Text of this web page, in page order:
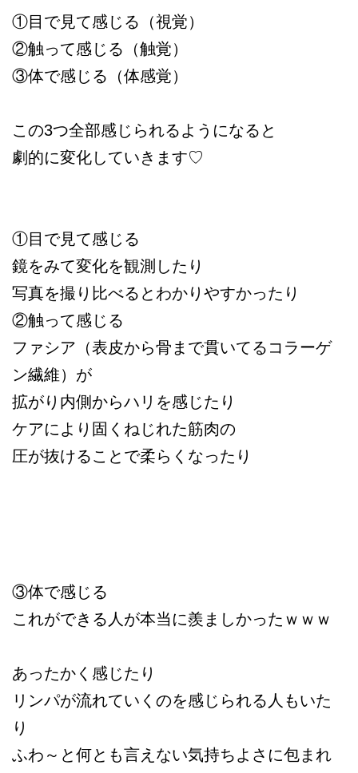
①目で見て感じる（視覚）
②触って感じる（触覚）
③体で感じる（体感覚）
この3つ全部感じられるようになると
劇的に変化していきます♡
①目で見て感じる
鏡をみて変化を観測したり
写真を撮り比べるとわかりやすかったり
②触って感じる
ファシア（表皮から骨まで貫いてるコラーゲ
ン繊維）が
拡がり内側からハリを感じたり
ケアにより固くねじれた筋肉の
圧が抜けることで柔らくなったり
③体で感じる
これができる人が本当に羨ましかったｗｗｗ
あったかく感じたり
リンパが流れていくのを感じられる人もいた
り
ふわ～と何とも言えない気持ちよさに包まれ